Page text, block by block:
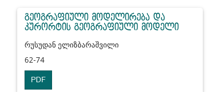
გეოგრაფიული მოდელირება და
კურორტის გეოგრაფიული მოდელი
რუსუდან ელიზბარაშვილი
62-74
PDF